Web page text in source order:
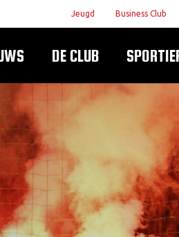
Jeugd Business Club
DE CLUB